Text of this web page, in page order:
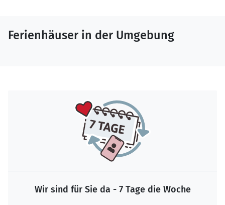
Ferienhäuser in der Umgebung
Wir sind für Sie da - 7 Tage die Woche